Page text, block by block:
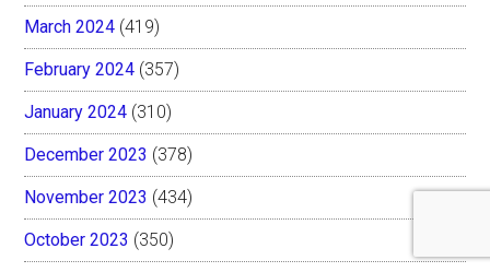
March 2024 (419)
February 2024 (357)
January 2024 (310)
December 2023 (378)
November 2023 (434)
October 2023 (350)